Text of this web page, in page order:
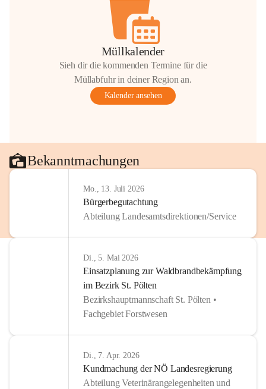
Müllkalender
Sieh dir die kommenden Termine für die
Müllabfuhr in deiner Region an.
Kalender ansehen
Bekanntmachungen
Mo., 13. Juli 2026
Bürgerbegutachtung
Abteilung Landesamtsdirektionen/Service
Di., 5. Mai 2026
Einsatzplanung zur Waldbrandbekämpfung
im Bezirk St. Pölten
Bezirkshauptmannschaft St. Pölten •
Fachgebiet Forstwesen
Di., 7. Apr. 2026
Kundmachung der NÖ Landesregierung
Abteilung Veterinärangelegenheiten und